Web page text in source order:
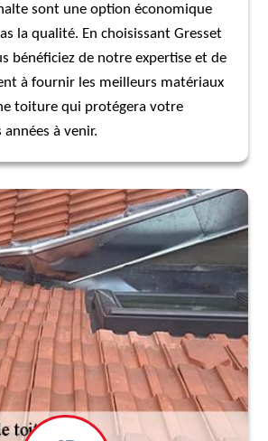
sont une option économique
la qualité. En choisissant Gresset
bénéficiez de notre expertise et de
à fournir les meilleurs matériaux
toiture qui protégera votre
à venir.